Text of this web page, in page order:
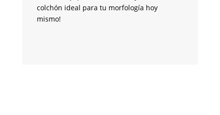
colchón ideal para tu morfología hoy
mismo!